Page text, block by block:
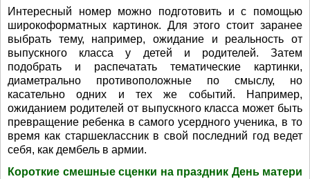
Интересный номер можно подготовить и с помощью
широкоформатных картинок. Для этого стоит заранее
выбрать тему, например, ожидание и реальность от
выпускного класса у детей и родителей. Затем
подобрать и распечатать тематические картинки,
диаметрально противоположные по смыслу, но
касательно одних и тех же событий. Например,
ожиданием родителей от выпускного класса может быть
превращение ребенка в самого усердного ученика, в то
время как старшеклассник в свой последний год ведет
себя, как дембель в армии.
Короткие смешные сценки на праздник День матери